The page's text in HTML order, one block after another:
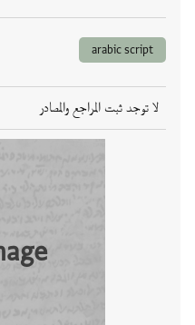
arabic script
لا توجد ثبت المراجع والمصادر